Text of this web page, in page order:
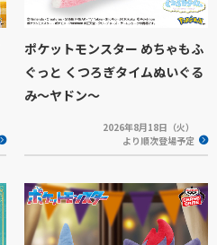
ポケットモンスター めちゃもふ
ぐっと くつろぎタイムぬいぐる
み～ヤドン～
2026年8月18日（火）
より順次登場予定